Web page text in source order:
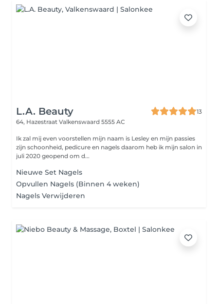
L.A. Beauty
13
64, Hazestraat Valkenswaard 5555 AC
Ik zal mij even voorstellen mijn naam is Lesley en mijn passies
zijn schoonheid, pedicure en nagels daarom heb ik mijn salon in
juli 2020 geopend om d...
Nieuwe Set Nagels
Opvullen Nagels (Binnen 4 weken)
Nagels Verwijderen